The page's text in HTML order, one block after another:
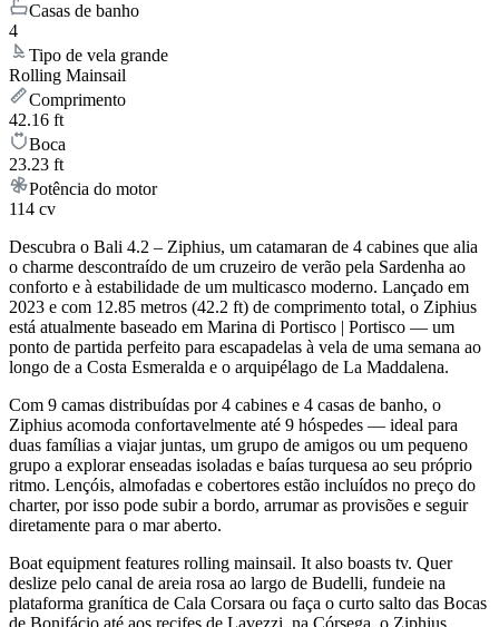
Casas de banho
4
Tipo de vela grande
Rolling Mainsail
Comprimento
42.16 ft
Boca
23.23 ft
Potência do motor
114 cv
Descubra o Bali 4.2 – Ziphius, um catamaran de 4 cabines que alia
o charme descontraído de um cruzeiro de verão pela Sardenha ao
conforto e à estabilidade de um multicasco moderno. Lançado em
2023 e com 12.85 metros (42.2 ft) de comprimento total, o Ziphius
está atualmente baseado em Marina di Portisco | Portisco — um
ponto de partida perfeito para escapadelas à vela de uma semana ao
longo de a Costa Esmeralda e o arquipélago de La Maddalena.
Com 9 camas distribuídas por 4 cabines e 4 casas de banho, o
Ziphius acomoda confortavelmente até 9 hóspedes — ideal para
duas famílias a viajar juntas, um grupo de amigos ou um pequeno
grupo a explorar enseadas isoladas e baías turquesa ao seu próprio
ritmo. Lençóis, almofadas e cobertores estão incluídos no preço do
charter, por isso pode subir a bordo, arrumar as provisões e seguir
diretamente para o mar aberto.
Boat equipment features rolling mainsail. It also boasts tv. Quer
deslize pelo canal de areia rosa ao largo de Budelli, fundeie na
plataforma granítica de Cala Corsara ou faça o curto salto das Bocas